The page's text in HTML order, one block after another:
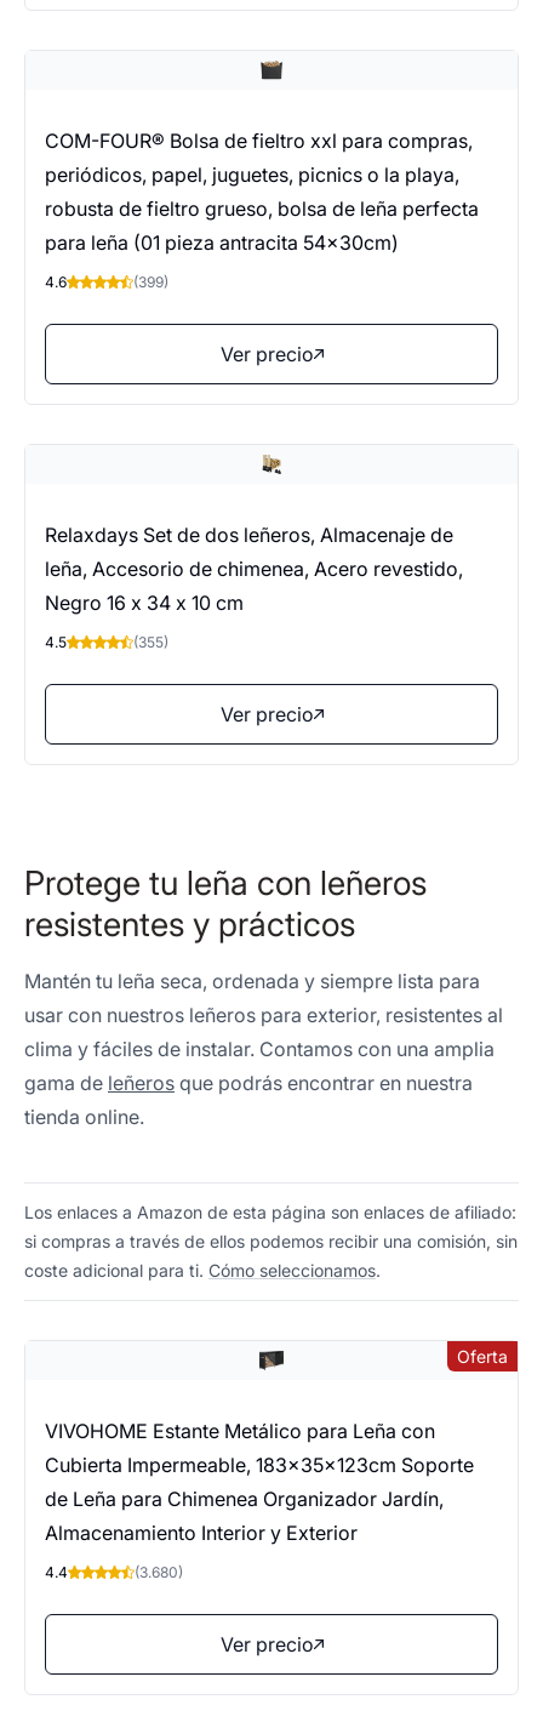
COM-FOUR® Bolsa de fieltro xxl para compras,
periódicos, papel, juguetes, picnics o la playa,
robusta de fieltro grueso, bolsa de leña perfecta
para leña (01 pieza antracita 54x30cm)
4.6 (399)
Ver precio
Relaxdays Set de dos leñeros, Almacenaje de
leña, Accesorio de chimenea, Acero revestido,
Negro 16 x 34 x 10 cm
4.5 (355)
Ver precio
Protege tu leña con leñeros
resistentes y prácticos
Mantén tu leña seca, ordenada y siempre lista para
usar con nuestros leñeros para exterior, resistentes al
clima y fáciles de instalar. Contamos con una amplia
gama de leñeros que podrás encontrar en nuestra
tienda online.
Los enlaces a Amazon de esta página son enlaces de afiliado:
si compras a través de ellos podemos recibir una comisión, sin
coste adicional para ti. Cómo seleccionamos.
Oferta
VIVOHOME Estante Metálico para Leña con
Cubierta Impermeable, 183×35×123cm Soporte
de Leña para Chimenea Organizador Jardín,
Almacenamiento Interior y Exterior
4.4 (3.680)
Ver precio